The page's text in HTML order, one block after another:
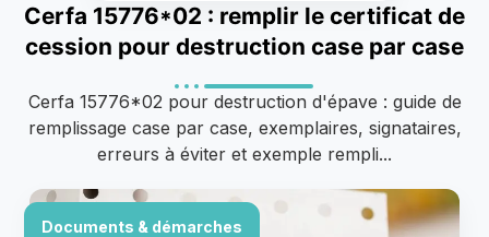
Cerfa 15776*02 : remplir le certificat de
cession pour destruction case par case
Cerfa 15776*02 pour destruction d'épave : guide de
remplissage case par case, exemplaires, signataires,
erreurs à éviter et exemple rempli...
Documents & démarches